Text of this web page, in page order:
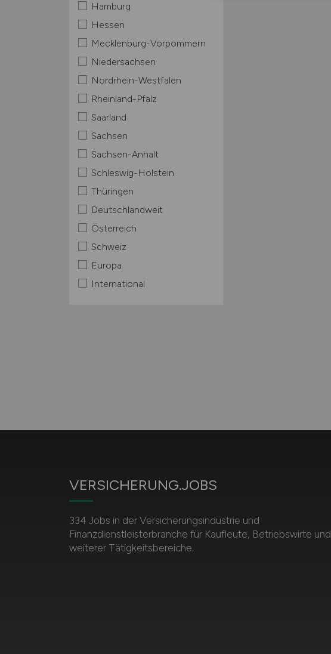
Hamburg
Hessen
Mecklenburg-Vorpommern
Niedersachsen
Nordrhein-Westfalen
Rheinland-Pfalz
Saarland
Sachsen
Sachsen-Anhalt
Schleswig-Holstein
Thüringen
Deutschlandweit
Österreich
Schweiz
Europa
International
VERSICHERUNG.JOBS
334 Jobs in der Versicherungsindustrie und
Finanzdienstleisterbranche für Kaufleute, Betriebswirte und
weiterer Tätigkeitsbereiche.